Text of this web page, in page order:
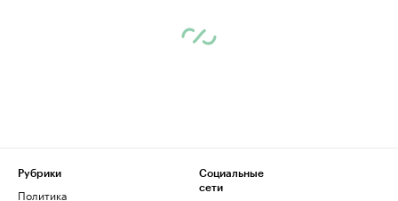
Рубрики
Политика
Социальные
сети